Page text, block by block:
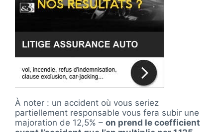
À noter : un accident où vous seriez
partiellement responsable vous fera subir une
majoration de 12,5% – on prend le coefficient